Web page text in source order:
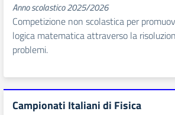
Anno scolastico 2025/2026
Competizione non scolastica per
logica matematica attraverso la
problemi.
Campionati Italiani di Fisica